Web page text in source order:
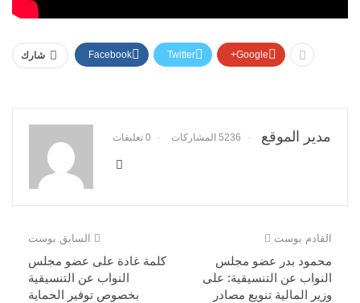
شارك Facebook Twitter Google+
مدير الموقع 5236 المشاركات 0 تعليقات
السابق بوست
كلمة غادة على عضو مجلس
النواب عن التنسيقية
بخصوص توفير الحماية
القادم بوست
محمود بدر عضو مجلس
النواب عن التنسيقية: على
وزير المالية تنويع مصادر